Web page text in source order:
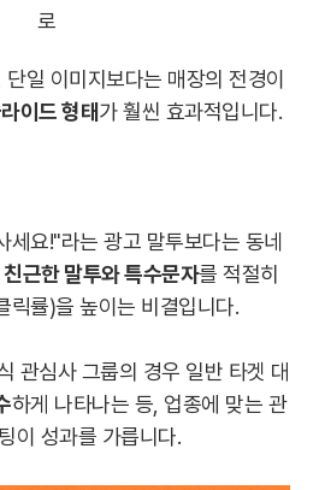
로
일 이미지보다는 매장의 전경이
이드 형태가 훨씬 효과적입니다.
세요!"라는 광고 말투보다는 동네
친근한 말투와 특수문자를 적절히
릭률)을 높이는 비결입니다.
관심사 그룹의 경우 일반 타겟 대
하게 나타나는 등, 업종에 맞는 관
이 성과를 가릅니다.